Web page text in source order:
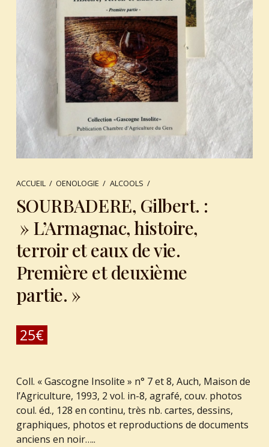
ACCUEIL / OENOLOGIE / ALCOOLS /
SOURBADERE, Gilbert. :
» L’Armagnac, histoire,
terroir et eaux de vie.
Première et deuxième
partie. »
25€
Coll. « Gascogne Insolite » n° 7 et 8, Auch, Maison de
l’Agriculture, 1993, 2 vol. in-8, agrafé, couv. photos
coul. éd., 128 en continu, très nb. cartes, dessins,
graphiques, photos et reproductions de documents
anciens en noir…..